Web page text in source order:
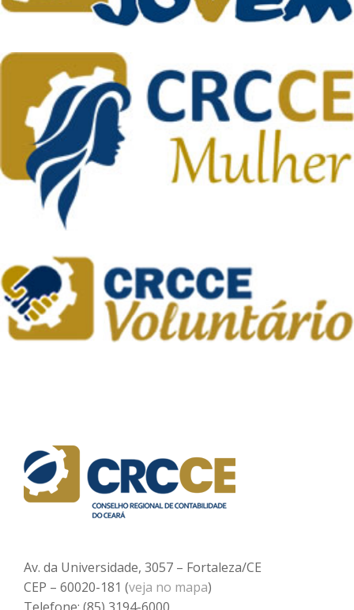
Av. da Universidade, 3057 – Fortaleza/CE
CEP – 60020-181 (veja no mapa)